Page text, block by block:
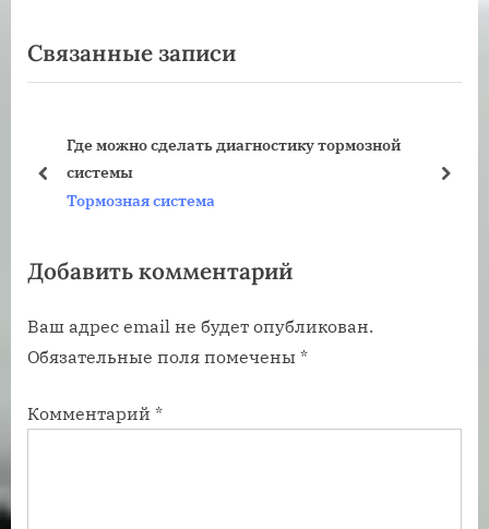
д
у
я
п
с
ь
д
у
щ
а
я
а
и
с
:
Связанные записи
Где можно сделать диагностику тормозной
системы
Тормозная система
пред
Добавить комментарий
Ваш адрес email не будет опубликован.
Обязательные поля помечены *
Комментарий *